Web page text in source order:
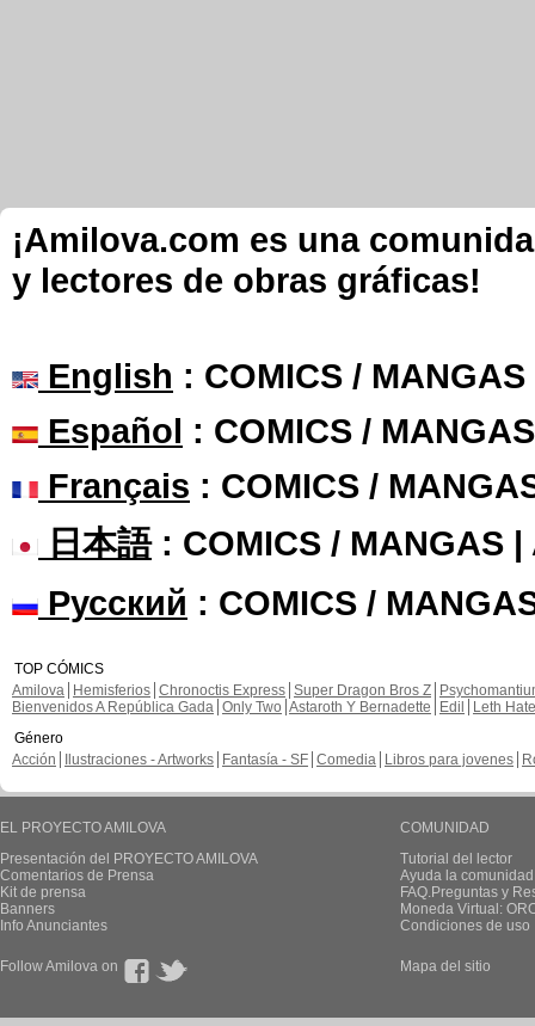
¡Amilova.com es una
y lectores de obras gráficas!
English : COMICS /
Español : COMICS /
Français : COMICS /
日本語: COMICS / MANGAS |
Русский : COMICS /
TOP CÓMICS
Amilova
Hemisferios Chronoctis Express Super Dragon Bros Z
Bienvenidos A República Gada Only Two Astaroth Y Bernadette Edil
Leth Hate
Género
Acción
Ilustraciones - Artworks Fantasía - SF Comedia Libros para jovenes
EL PROYECTO AMILOVA
Presentación del PROYECTO AMILOVA
Comentarios de Prensa
Kit de prensa
Banners
Info Anunciantes
COMUNIDAD
Tutorial del lector
Ayuda la
FAQ.Preguntas y
Moneda Virtual:
Condiciones de uso
Follow Amilova on Mapa del sitio